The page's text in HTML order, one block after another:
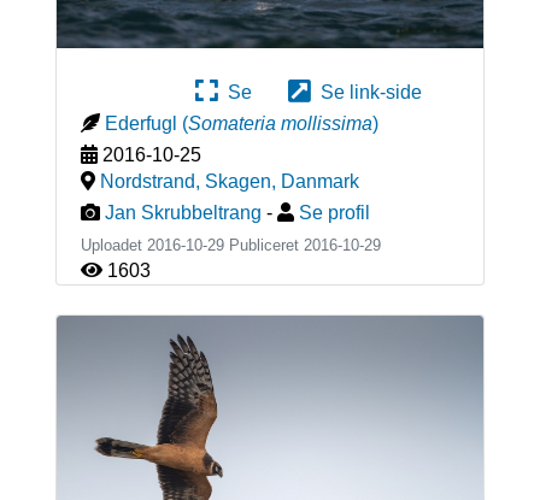
Se
Se link-side
Ederfugl (Somateria mollissima)
2016-10-25
Nordstrand, Skagen, Danmark
Jan Skrubbeltrang - Se profil
Uploadet 2016-10-29 Publiceret 2016-10-29
1603